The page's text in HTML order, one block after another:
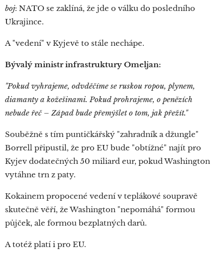
boj: NATO se zaklíná, že jde o válku do posledního
Ukrajince.
A "vedení" v Kyjevě to stále nechápe.
Bývalý ministr infrastruktury Omeljan:
"Pokud vyhrajeme, odvděčíme se ruskou ropou, plynem,
diamanty a kožešinami. Pokud prohrajeme, o penězích
nebude řeč – Západ bude přemýšlet o tom, jak přežít."
Souběžně s tím puntičkářský "zahradník a džungle"
Borrell připustil, že pro EU bude "obtížné" najít pro
Kyjev dodatečných 50 miliard eur, pokud Washington
vytáhne trn z paty.
Kokainem propocené vedení v teplákové soupravě
skutečně věří, že Washington "nepomáhá" formou
půjček, ale formou bezplatných darů.
A totéž platí i pro EU.